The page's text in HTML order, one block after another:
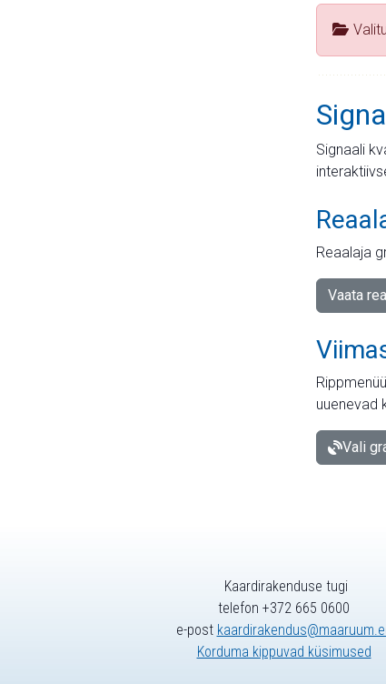
Signaali
Reaalaja
Vaata
uuenevad
Vali
Kaardirakenduse tugi
telefon +372 665 0600
e-post
Korduma kippuvad küsimused